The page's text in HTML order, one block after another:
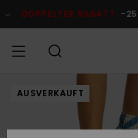
ProduktinformationRABATT -25 %
MÄNNER
AUSVERKAUFT